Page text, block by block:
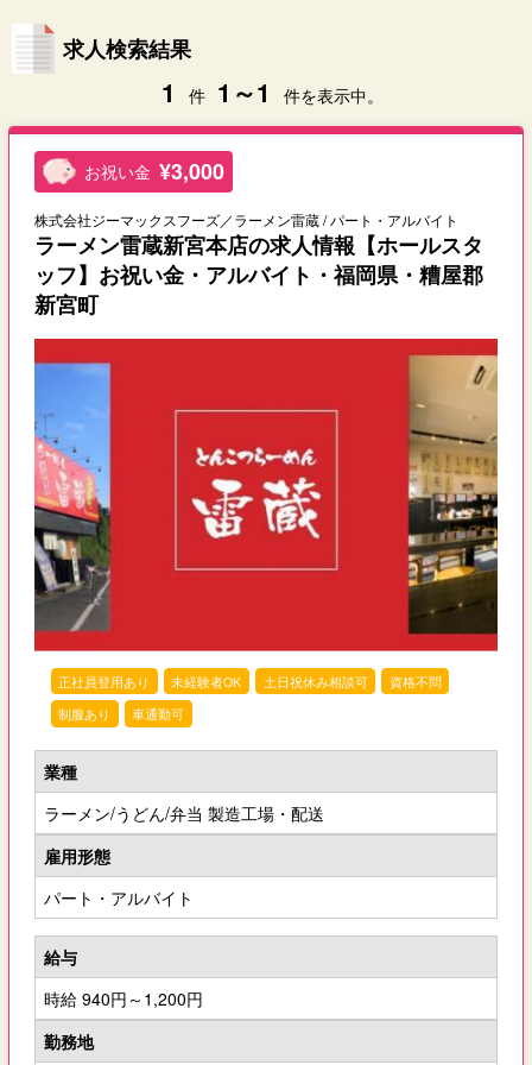
求人検索結果
1 件 1～1 件を表示中。
お祝い金 ¥3,000
株式会社ジーマックスフーズ／ラーメン雷蔵 / パート・アルバイト
ラーメン雷蔵新宮本店の求人情報【ホールスタ
ッフ】お祝い金・アルバイト・福岡県・糟屋郡
新宮町
正社員登用あり 未経験者OK 土日祝休み相談可
資格不問
制服あり
車通勤可
業種
ラーメン/うどん/弁当 製造工場・配送
雇用形態
パート・アルバイト
給与
時給 940円～1,200円
勤務地